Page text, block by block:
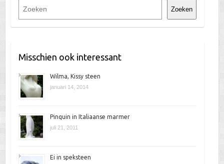
e
Zoeken
Misschien ook interessant
Wilma, Kissy steen
januari 14, 2014
Pinquin in Italiaanse marmer
juli 21, 2011
Ei in speksteen